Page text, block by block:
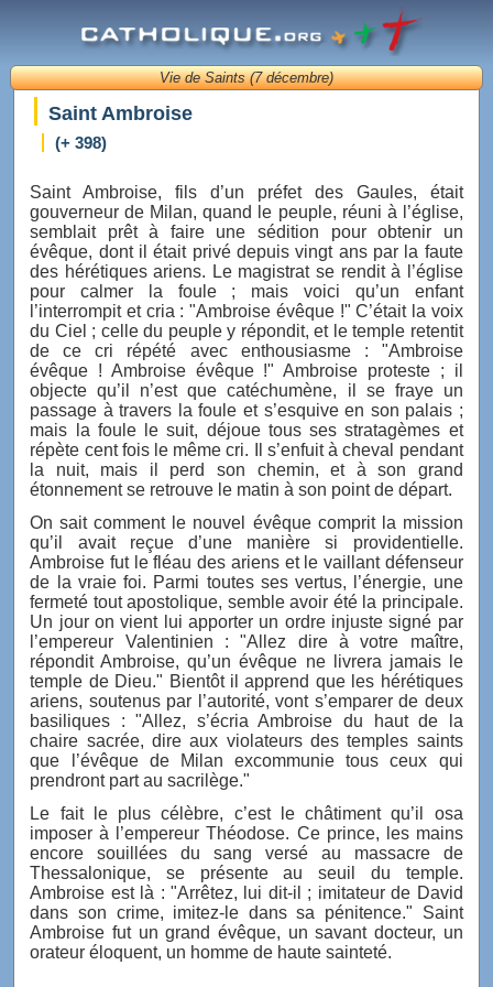
Vie de Saints (7 décembre)
Saint Ambroise
(+ 398)
Saint Ambroise, fils d’un préfet des Gaules, était
gouverneur de Milan, quand le peuple, réuni à l’église,
semblait prêt à faire une sédition pour obtenir un
évêque, dont il était privé depuis vingt ans par la faute
des hérétiques ariens. Le magistrat se rendit à l’église
pour calmer la foule ; mais voici qu’un enfant
l’interrompit et cria : "Ambroise évêque !" C’était la voix
du Ciel ; celle du peuple y répondit, et le temple retentit
de ce cri répété avec enthousiasme : "Ambroise
évêque ! Ambroise évêque !" Ambroise proteste ; il
objecte qu’il n’est que catéchumène, il se fraye un
passage à travers la foule et s’esquive en son palais ;
mais la foule le suit, déjoue tous ses stratagèmes et
répète cent fois le même cri. Il s’enfuit à cheval pendant
la nuit, mais il perd son chemin, et à son grand
étonnement se retrouve le matin à son point de départ.
On sait comment le nouvel évêque comprit la mission
qu’il avait reçue d’une manière si providentielle.
Ambroise fut le fléau des ariens et le vaillant défenseur
de la vraie foi. Parmi toutes ses vertus, l’énergie, une
fermeté tout apostolique, semble avoir été la principale.
Un jour on vient lui apporter un ordre injuste signé par
l’empereur Valentinien : "Allez dire à votre maître,
répondit Ambroise, qu’un évêque ne livrera jamais le
temple de Dieu." Bientôt il apprend que les hérétiques
ariens, soutenus par l’autorité, vont s’emparer de deux
basiliques : "Allez, s’écria Ambroise du haut de la
chaire sacrée, dire aux violateurs des temples saints
que l’évêque de Milan excommunie tous ceux qui
prendront part au sacrilège."
Le fait le plus célèbre, c’est le châtiment qu’il osa
imposer à l’empereur Théodose. Ce prince, les mains
encore souillées du sang versé au massacre de
Thessalonique, se présente au seuil du temple.
Ambroise est là : "Arrêtez, lui dit-il ; imitateur de David
dans son crime, imitez-le dans sa pénitence." Saint
Ambroise fut un grand évêque, un savant docteur, un
orateur éloquent, un homme de haute sainteté.